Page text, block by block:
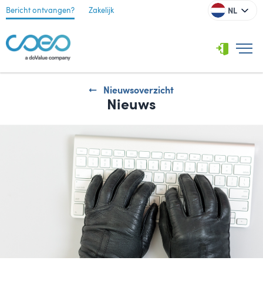
Bericht ontvangen? Zakelijk NL
Nieuwsoverzicht
Nieuws